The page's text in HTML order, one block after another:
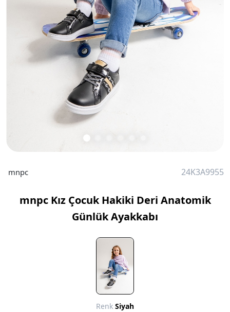
mnpc 24K3A9955
mnpc Kız Çocuk Hakiki Deri Anatomik
Günlük Ayakkabı
Renk Siyah